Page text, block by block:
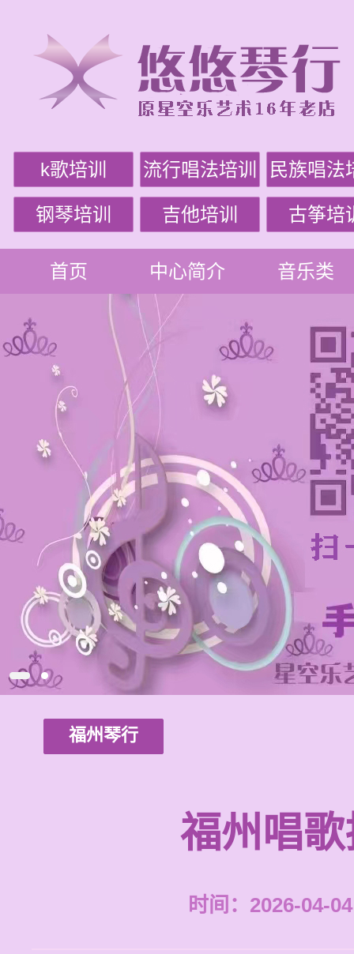
k歌培训 流行唱法培训 民族唱法
钢琴培训 吉他培训 古筝培
首页 中心简介 音乐类
福州琴行
福州唱
时间：2026-04-